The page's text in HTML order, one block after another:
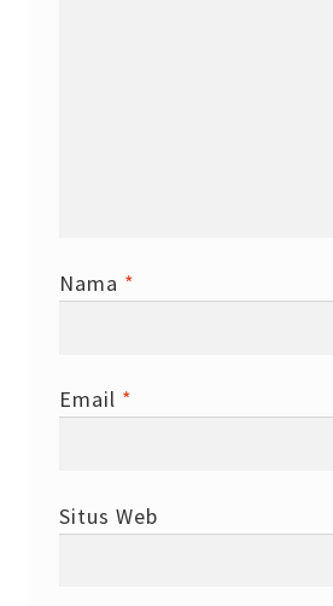
Nama *
Email *
Situs Web